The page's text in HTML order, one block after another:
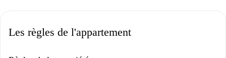
Les règles de l'appartement